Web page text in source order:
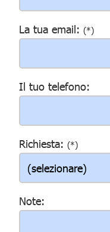
La tua email: (*)
Il tuo telefono:
Richiesta: (*)
Note: